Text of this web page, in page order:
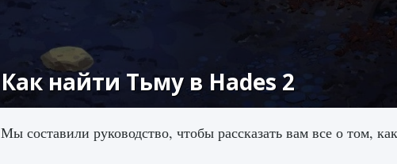
Как найти Тьму в Hades 2
Мы составили руководство, чтобы рассказать вам все о том,